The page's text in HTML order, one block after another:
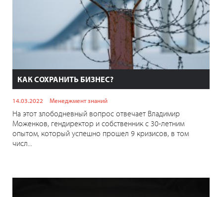
КАК СОХРАНИТЬ БИЗНЕС?
14.03.2022 Менеджмент знаний
На этот злободневный вопрос отвечает Владимир
Моженков, гендиректор и собственник с 30-летним
опытом, который успешно прошел 9 кризисов, в том
числ...